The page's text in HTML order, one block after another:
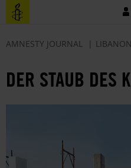
Direkt
zum
Benutzermenü
AMNESTY JOURNAL LIBANON
DER STAUB DES